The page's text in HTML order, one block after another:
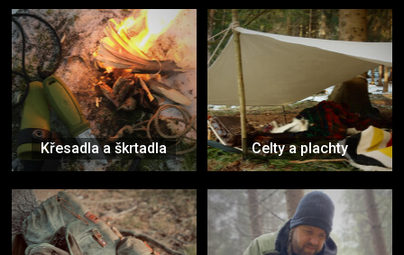
Křesadla a škrtadla Celty a plachty